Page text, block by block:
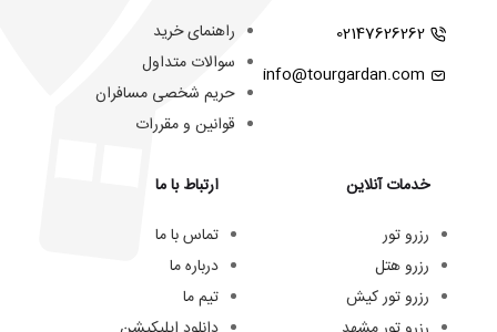
02147626262
info@tourgardan.com
خدمات آنلاین
رزرو تور
رزرو هتل
رزرو تور کیش
راهنمای خرید
سوالات متداول
حریم شخصی مسافران
قوانین و مقررات
ارتباط با ما
تماس با ما
درباره ما
تیم ما